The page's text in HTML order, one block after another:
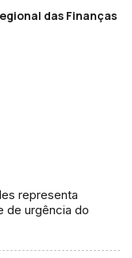
das Finanças
representa
de urgência do